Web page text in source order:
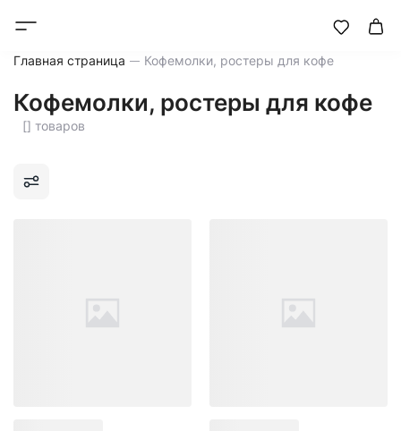
Главная страница Кофемолки, ростеры для кофе
Кофемолки, ростеры для кофе
[] товаров